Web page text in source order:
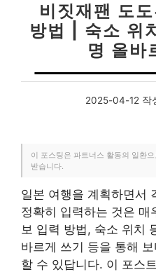
비짓재팬 도
방법 | 숙소 위
명 올바
2025-04-12 작
이 포스팅은 파트너스 활동의 일환
받습니다.
일본 여행을 계획하면서
정확히 입력하는 것은 매
보 입력 방법, 숙소 위치
바르게 쓰기 등을 통해
할 수 있답니다. 이 포스